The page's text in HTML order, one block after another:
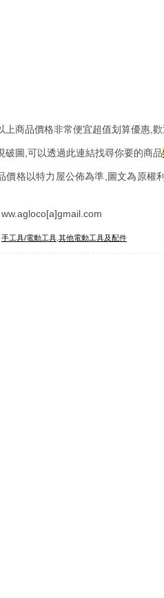
上商品價格非常便宜超值划算優惠,
破圖,可以透過此連結找尋你要的商品
價格以特力屋公佈為準,圖文為原權
手工具/電動工具 其他電動工具及配件